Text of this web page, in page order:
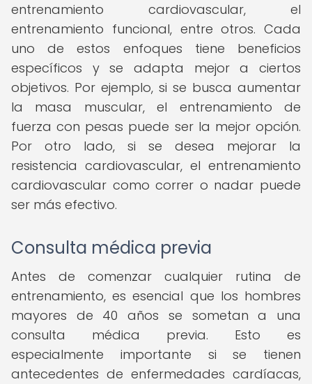
entrenamiento cardiovascular, el
entrenamiento funcional, entre otros. Cada
uno de estos enfoques tiene beneficios
específicos y se adapta mejor a ciertos
objetivos. Por ejemplo, si se busca aumentar
la masa muscular, el entrenamiento de
fuerza con pesas puede ser la mejor opción.
Por otro lado, si se desea mejorar la
resistencia cardiovascular, el entrenamiento
cardiovascular como correr o nadar puede
ser más efectivo.
Consulta médica previa
Antes de comenzar cualquier rutina de
entrenamiento, es esencial que los hombres
mayores de 40 años se sometan a una
consulta médica previa. Esto es
especialmente importante si se tienen
antecedentes de enfermedades cardíacas,